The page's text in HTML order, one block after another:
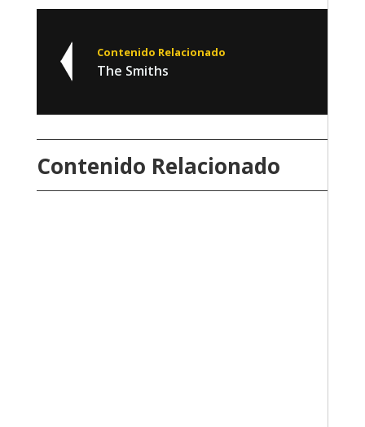
Contenido Relacionado
The Smiths
Contenido Relacionado